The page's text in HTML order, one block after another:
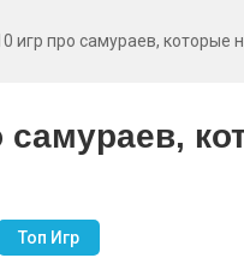
игр про самураев, которые
самураев,
Топ Игр